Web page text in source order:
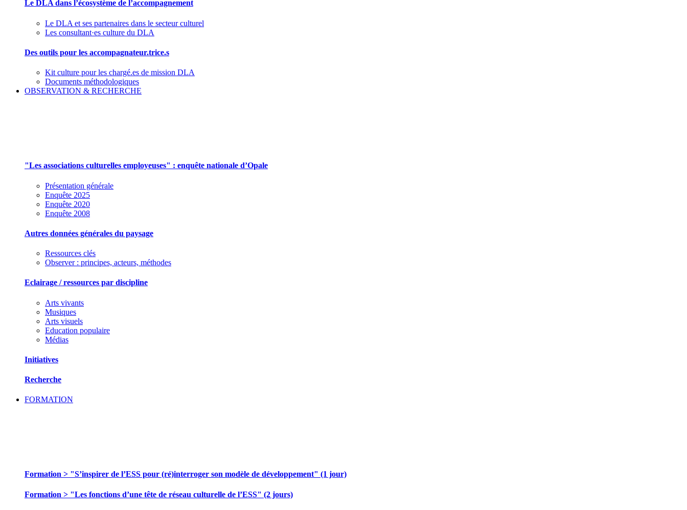
Le DLA dans l’écosystème de l’accompagnement
Le DLA et ses partenaires dans le secteur culturel
Les consultant·es culture du DLA
Des outils pour les accompagnateur.trice.s
Kit culture pour les chargé.es de mission DLA
Documents méthodologiques
OBSERVATION & RECHERCHE
"Les associations culturelles employeuses" : enquête nationale d’Opale
Présentation générale
Enquête 2025
Enquête 2020
Enquête 2008
Autres données générales du paysage
Ressources clés
Observer : principes, acteurs, méthodes
Eclairage / ressources par discipline
Arts vivants
Musiques
Arts visuels
Education populaire
Médias
Initiatives
Recherche
FORMATION
Formation > "S’inspirer de l’ESS pour (ré)interroger son modèle de développement" (1 jour)
Formation > "Les fonctions d’une tête de réseau culturelle de l’ESS" (2 jours)